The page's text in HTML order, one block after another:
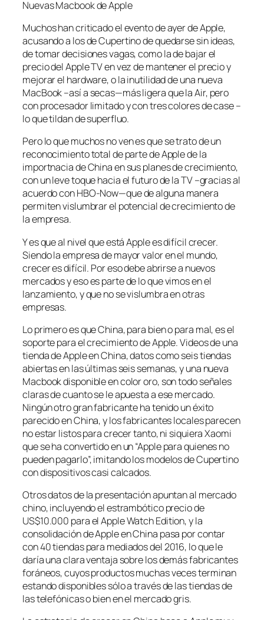
Nuevas Macbook de Apple
Muchos han criticado el evento de ayer de Apple,
acusando a los de Cupertino de quedarse sin ideas,
de tomar decisiones vagas, como la de bajar el
precio del Apple TV en vez de mantener el precio y
mejorar el hardware, o la inutilidad de una nueva
MacBook –así a secas—más ligera que la Air, pero
con procesador limitado y con tres colores de case –
lo que tildan de superfluo.
Pero lo que muchos no ven es que se trato de un
reconocimiento total de parte de Apple de la
importnacia de China en sus planes de crecimiento,
con un leve toque hacia el futuro de la TV –gracias al
acuerdo con HBO-Now—que de alguna manera
permiten vislumbrar el potencial de crecimiento de
la empresa.
Y es que al nivel que está Apple es difícil crecer.
Siendo la empresa de mayor valor en el mundo,
crecer es difícil. Por eso debe abrirse a nuevos
mercados y eso es parte de lo que vimos en el
lanzamiento, y que no se vislumbra en otras
empresas.
Lo primero es que China, para bien o para mal, es el
soporte para el crecimiento de Apple. Videos de una
tienda de Apple en China, datos como seis tiendas
abiertas en las últimas seis semanas, y una nueva
Macbook disponible en color oro, son todo señales
claras de cuanto se le apuesta a ese mercado.
Ningún otro gran fabricante ha tenido un éxito
parecido en China, y los fabricantes locales parecen
no estar listos para crecer tanto, ni siquiera Xaomi
que se ha convertido en un “Apple para quienes no
pueden pagarlo”, imitando los modelos de Cupertino
con dispositivos casi calcados.
Otros datos de la presentación apuntan al mercado
chino, incluyendo el estrambótico precio de
US$10.000 para el Apple Watch Edition, y la
consolidación de Apple en China pasa por contar
con 40 tiendas para mediados del 2016, lo que le
daría una clara ventaja sobre los demás fabricantes
foráneos, cuyos productos muchas veces terminan
estando disponibles sólo a través de las tiendas de
las telefónicas o bien en el mercado gris.